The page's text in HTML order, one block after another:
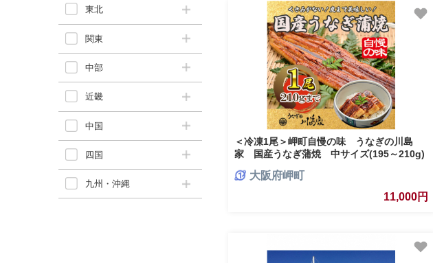
東北
関東
中部
近畿
中国
四国
九州・沖縄
＜冷凍1尾＞岬町自慢の味 うなぎの川島
家 国産うなぎ蒲焼 中サイズ(195～210g)
大阪府岬町
11,000円